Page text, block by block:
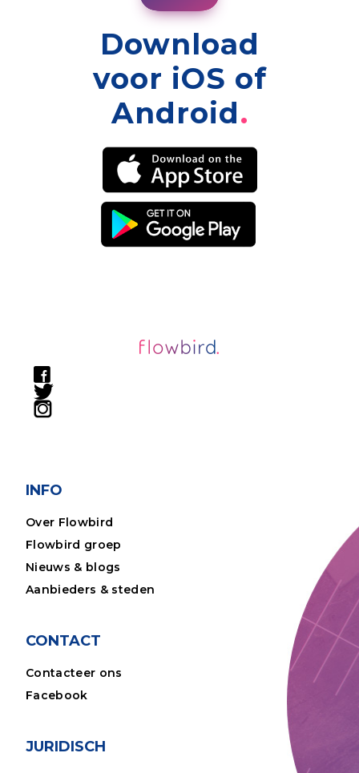
Download
voor iOS of
Android
INFO
Over Flowbird
Flowbird groep
Nieuws & blogs
Aanbieders & steden
CONTACT
Contacteer ons
Facebook
JURIDISCH